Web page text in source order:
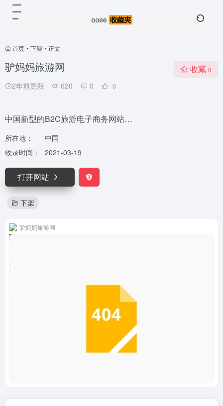
首页 • 下架 • 正文
驴妈妈旅游网
2年前更新 620 0 0
收藏 0
中国新型的B2C旅游电子商务网站…
所在地：
中国
收录时间：
2021-03-19
打开网站
下架
驴妈妈旅游网